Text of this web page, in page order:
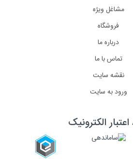
مشاغل ویژه
فروشگاه
درباره ما
تماس با ما
نقشه سایت
ورود به سایت
الکترونیک